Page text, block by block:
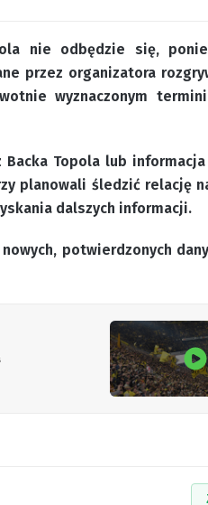
nie odbędzie się,
przez organizatora
wyznaczonym
Topola lub
planowali śledzić relację
dalszych informacji.
potwierdzonych